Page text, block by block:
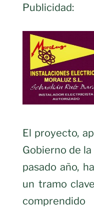
Publicidad:
El proyecto,
Gobierno de
pasado año,
un tramo